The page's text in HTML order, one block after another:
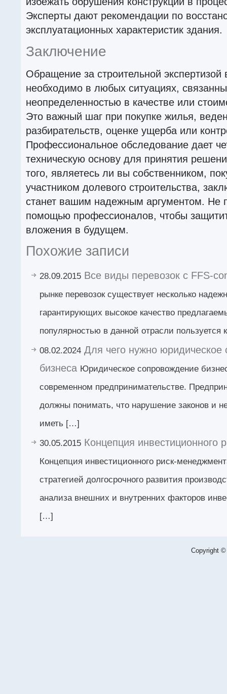
Эксперты дают рекомендации по
эксплуатационных характеристик здания.
Заключение
Обращение за строительной экспертизой
необходимо в любых ситуациях,
неопределенностью в качестве или
Это важный шаг при покупке жилья,
разбирательств, оценке ущерба или
Профессиональное обследование дает
техническую основу для принятия
того, являетесь ли вы собственником,
участником долевого строительства,
станет вашим надежным аргументом. Не
помощью профессионалов, чтобы
вложения в будущем.
Похожие записи
28.09.2015 Все виды перевозок с FFS-
рынке перевозок существует несколько
гарантирующих высокое качество
популярностью в данной отрасли
08.02.2024 Для чего нужно юридическое
бизнеса Юридическое сопровождение
современном предпринимательстве.
должны понимать, что нарушение законов и
иметь […]
30.05.2015 Концепция инвестиционного
Концепция инвестиционного риск-
стратегией долгосрочного развития
анализа внешних и внутренних факторов
[…]
Copyright ©